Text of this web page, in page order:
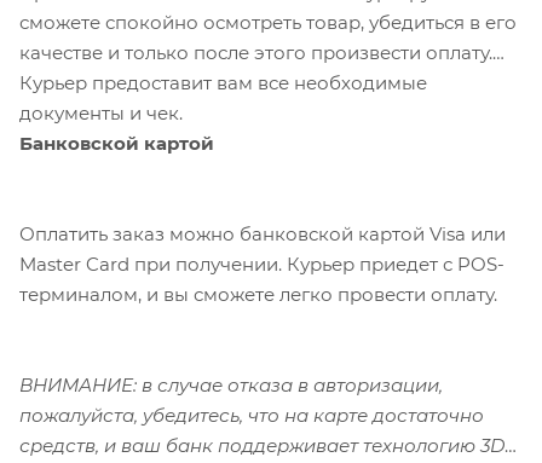
сможете спокойно осмотреть товар, убедиться в его
качестве и только после этого произвести оплату.
Курьер предоставит вам все необходимые
документы и чек.
Банковской картой
Оплатить заказ можно банковской картой Visa или
Master Card при получении. Курьер приедет с POS-
терминалом, и вы сможете легко провести оплату.
ВНИМАНИЕ: в случае отказа в авторизации,
пожалуйста, убедитесь, что на карте достаточно
средств, и ваш банк поддерживает технологию 3D-